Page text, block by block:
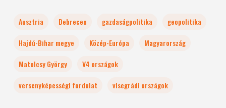
Ausztria Debrecen gazdaságpolitika
geopolitika
Hajdú-Bihar megye
Közép-Európa
Magyarország
Matolcsy György
V4 országok
versenyképességi fordulat
visegrádi országok